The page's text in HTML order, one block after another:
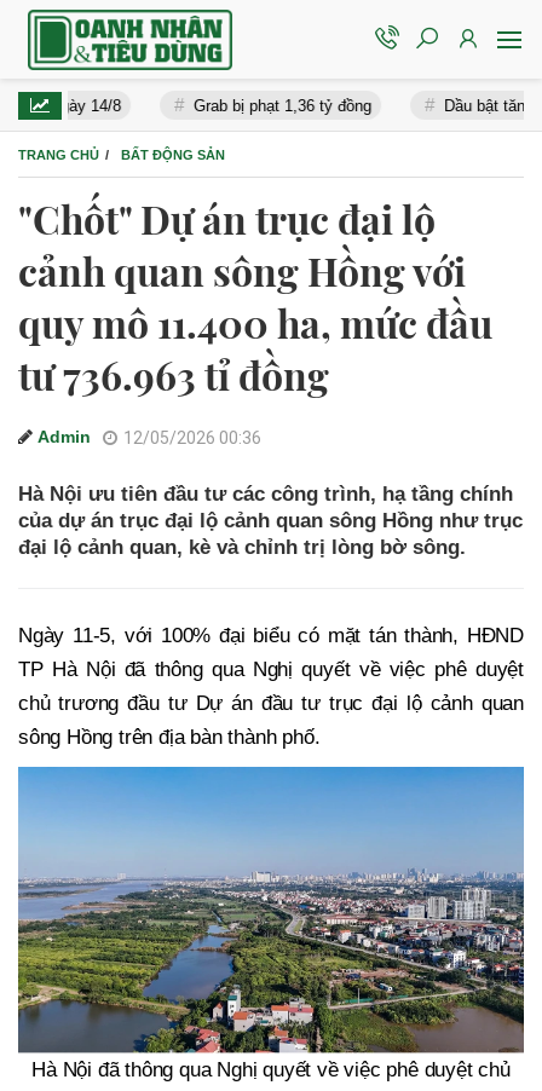
14/8 Grab bị phạt 1,36 tỷ đồng Dầu bật tăng, căng
TRANG CHỦ BẤT ĐỘNG SẢN
"Chốt" Dự án trục đại lộ
cảnh quan sông Hồng với
quy mô 11.400 ha, mức đầu
tư 736.963 tỉ đồng
Admin 12/05/2026 00:36
Hà Nội ưu tiên đầu tư các công trình, hạ tầng chính
của dự án trục đại lộ cảnh quan sông Hồng như trục
đại lộ cảnh quan, kè và chỉnh trị lòng bờ sông.
Ngày 11-5, với 100% đại biểu có mặt tán thành, HĐND
TP Hà Nội đã thông qua Nghị quyết về việc phê duyệt
chủ trương đầu tư Dự án đầu tư trục đại lộ cảnh quan
sông Hồng trên địa bàn thành phố.
Hà Nội đã thông qua Nghị quyết về việc phê duyệt chủ